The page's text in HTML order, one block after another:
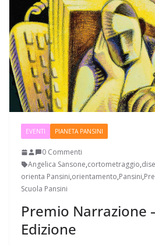
EVENTI PIANETA PANSINI
0 Commenti
Angelica Sansone,cortometraggio,
orienta Pansini,orientamento,Pansini,
Scuola Pansini
Premio Narrazione
Edizione